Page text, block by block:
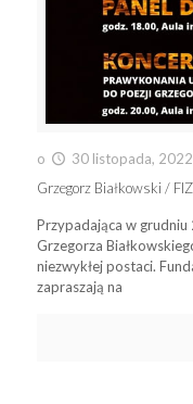
o
30 listopada, 2022
Grzegorz Białkowski /
Przypadająca w
Grzegorza
niezwykłej postaci.
zapraszają na